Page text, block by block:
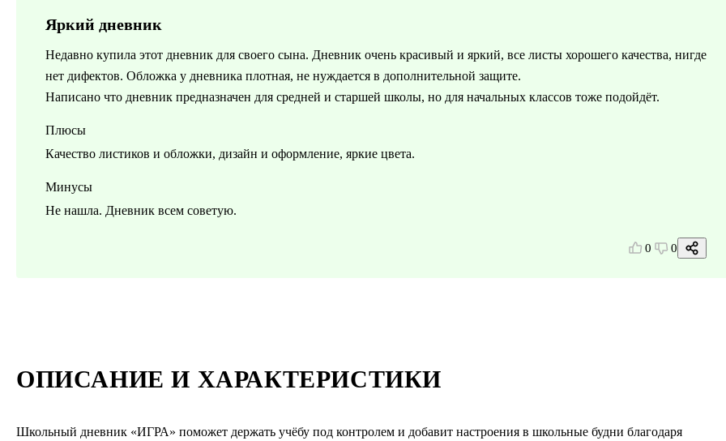
ОПИСАНИЕ И ХАРАКТЕРИСТИКИ
Школьный дневник «ИГРА» поможет держать учёбу под контролем и добавит настроения в школьные будни благодаря
Яркий дневник
Недавно купила этот дневник для своего сына. Дневник очень красивый и яркий, все листы хорошего качества, нигде
нет дифектов. Обложка у дневника плотная, не нуждается в дополнительной защите.
Написано что дневник предназначен для средней и старшей школы, но для начальных классов тоже подойдёт.
Плюсы
Качество листиков и обложки, дизайн и оформление, яркие цвета.
Минусы
Не нашла. Дневник всем советую.
0 0